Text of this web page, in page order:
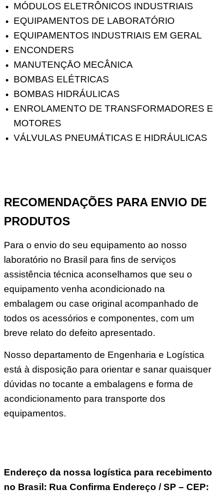
MÓDULOS ELETRÔNICOS INDUSTRIAIS
EQUIPAMENTOS DE LABORATÓRIO
EQUIPAMENTOS INDUSTRIAIS EM GERAL
ENCONDERS
MANUTENÇĀO MECÂNICA
BOMBAS ELÉTRICAS
BOMBAS HIDRÁULICAS
ENROLAMENTO DE TRANSFORMADORES E
MOTORES
VÁLVULAS PNEUMÁTICAS E HIDRÁULICAS
RECOMENDAÇÕES PARA ENVIO DE
PRODUTOS
Para o envio do seu equipamento ao nosso
laboratório no Brasil para fins de serviços
assistência técnica aconselhamos que seu o
equipamento venha acondicionado na
embalagem ou case original acompanhado de
todos os acessórios e componentes, com um
breve relato do defeito apresentado.
Nosso departamento de Engenharia e Logística
está à disposição para orientar e sanar quaisquer
dúvidas no tocante a embalagens e forma de
acondicionamento para transporte dos
equipamentos.
Endereço da nossa logística para recebimento
no Brasil: Rua Confirma Endereço / SP – CEP: